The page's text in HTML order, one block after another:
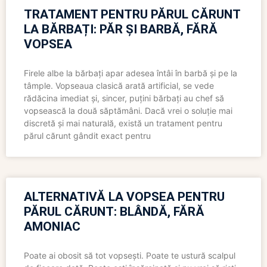
TRATAMENT PENTRU PĂRUL CĂRUNT
LA BĂRBAȚI: PĂR ȘI BARBĂ, FĂRĂ
VOPSEA
Firele albe la bărbați apar adesea întâi în barbă și pe la
tâmple. Vopseaua clasică arată artificial, se vede
rădăcina imediat și, sincer, puțini bărbați au chef să
vopsească la două săptămâni. Dacă vrei o soluție mai
discretă și mai naturală, există un tratament pentru
părul cărunt gândit exact pentru
ALTERNATIVĂ LA VOPSEA PENTRU
PĂRUL CĂRUNT: BLÂNDĂ, FĂRĂ
AMONIAC
Poate ai obosit să tot vopsești. Poate te ustură scalpul